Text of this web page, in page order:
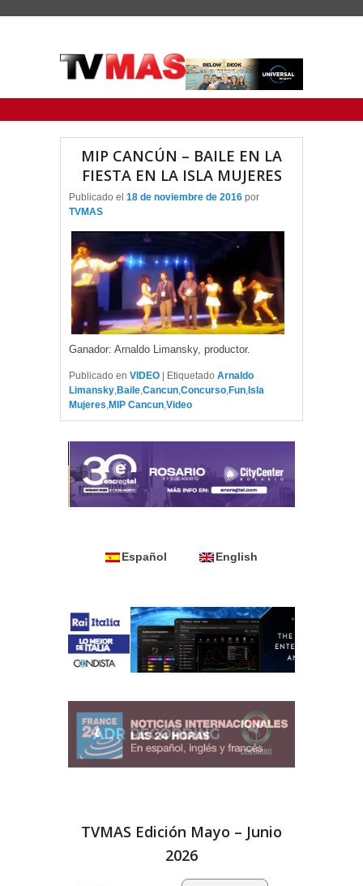
MIP CANCÚN – BAILE EN LA
FIESTA EN LA ISLA MUJERES
Publicado el 18 de noviembre de 2016 por
TVMAS
Ganador: Arnaldo Limansky, productor.
Publicado en VIDEO Etiquetado Arnaldo
Limansky,Baile,Cancun,Concurso,Fun, Isla
Mujeres,MIP Cancun,Video
Español English
TVMAS Edición Mayo – Junio
2026